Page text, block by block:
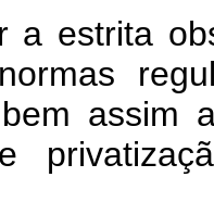
a estrita
assim